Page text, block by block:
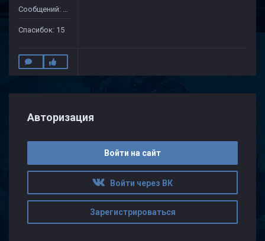
Сообщений: 89
Спасибок: 15
Авторизация
Войти на сайт
Войти через ВК
Зарегистрироваться